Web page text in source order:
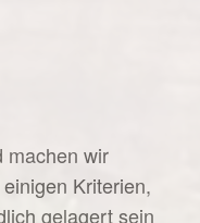
machen wir
Kriterien,
gelagert sein